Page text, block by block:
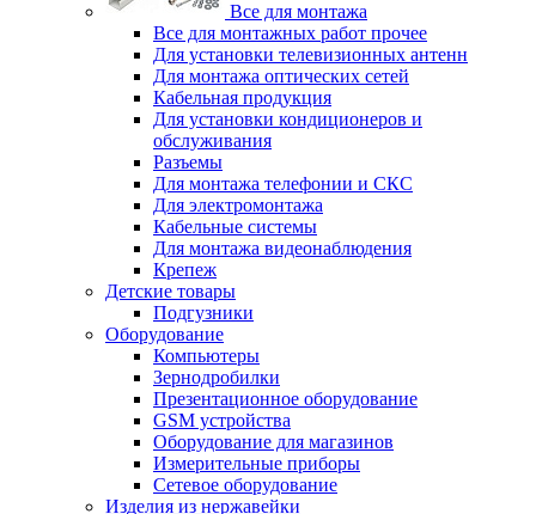
Все для монтажа
Все для монтажных работ прочее
Для установки телевизионных антенн
Для монтажа оптических сетей
Кабельная продукция
Для установки кондиционеров и
обслуживания
Разъемы
Для монтажа телефонии и СКС
Для электромонтажа
Кабельные системы
Для монтажа видеонаблюдения
Крепеж
Детские товары
Подгузники
Оборудование
Компьютеры
Зернодробилки
Презентационное оборудование
GSM устройства
Оборудование для магазинов
Измерительные приборы
Сетевое оборудование
Изделия из нержавейки